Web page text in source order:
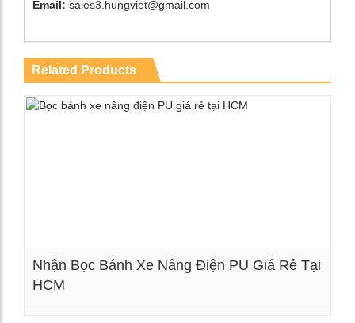
Email: sales3.hungviet@gmail.com
Related Products
Nhận Bọc Bánh Xe Nâng Điện PU Giá Rẻ Tại
HCM